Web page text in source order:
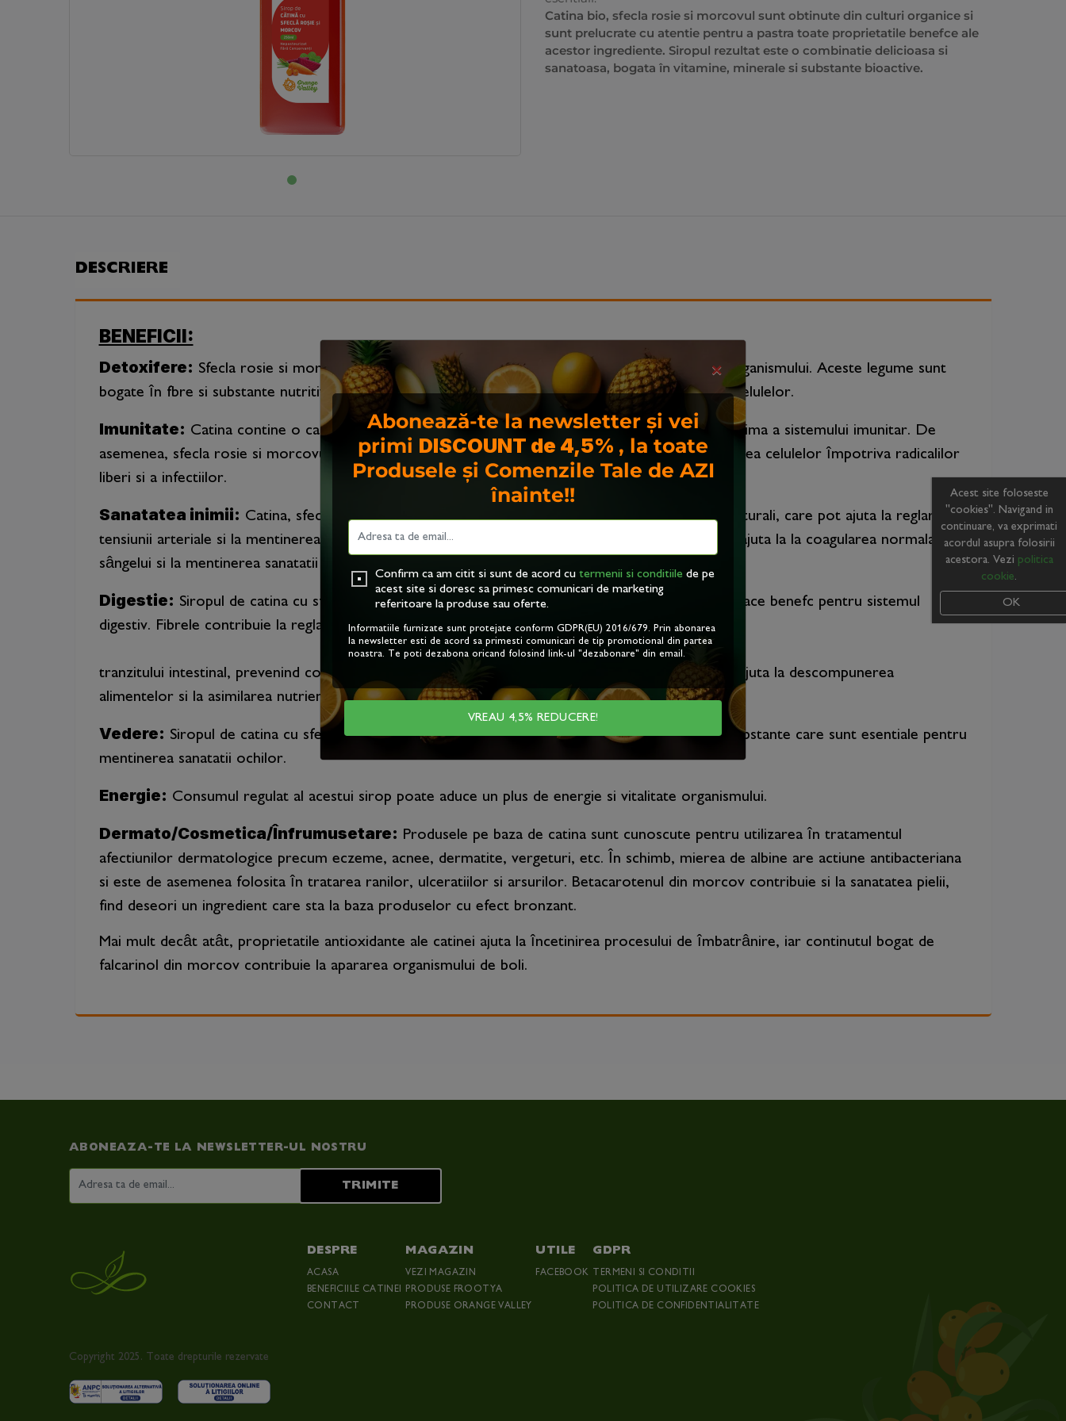
Catina bio, sfecla rosie si morcovul sunt obtinute din culturi organice si
sunt prelucrate cu atentie pentru a pastra toate proprietatile benefce ale
acestor ingrediente. Siropul rezultat este o combinatie delicioasa si
sanatoasa, bogata în vitamine, minerale si substante bioactive.
DESCRIERE
BENEFICII:
Detoxifere: Sfecla rosie si morcovul sunt cunoscute pentru efectele lor de purifcare asupra organismului. Aceste legume sunt
bogate în fbre si substante nutritive care ajuta la eliminarea toxinelor din corp si la regenerarea celulelor.
Imunitate: Catina contine o cantitate semnifcativa de vitamina C, care sprijina functionarea optima a sistemului imunitar. De
asemenea, sfecla rosie si morcovul sunt bogate în antioxidanti si vitamina A, care ajuta la protejarea celulelor împotriva radicalilor
liberi si a infectiilor.
Sanatatea inimii: Catina, sfecla rosie si morcovul contin compusi precum betaina si nitrati naturali, care pot ajuta la reglarea
tensiunii arteriale si la mentinerea unui fux sanguin sanatos. Totodata, vitamina K din sfecla rosie ajuta la la coagularea normala a
sângelui si la mentinerea sanatatii vaselor de sânge.
Digestie: Siropul de catina cu sfecla rosie si morcov are un continut ridicat de fbre, ceea ce îl face benefc pentru sistemul
digestiv. Fibrele contribuie la reglarea
tranzitului intestinal, prevenind constipatia. În plus, sfecla rosie contine enzime naturale care pot ajuta la descompunerea
alimentelor si la asimilarea nutrientilor.
Vedere: Siropul de catina cu sfecla rosie si morcov este bogat în vitamina A si beta-caroten, substante care sunt esentiale pentru
mentinerea sanatatii ochilor.
Energie: Consumul regulat al acestui sirop poate aduce un plus de energie si vitalitate organismului.
Dermato/Cosmetica/Înfrumusetare: Produsele pe baza de catina sunt cunoscute pentru utilizarea în tratamentul
afectiunilor dermatologice precum eczeme, acnee, dermatite, vergeturi, etc. În schimb, mierea de albine are actiune antibacteriana
si este de asemenea folosita în tratarea ranilor, ulceratiilor si arsurilor. Betacarotenul din morcov contribuie si la sanatatea pielii,
find deseori un ingredient care sta la baza produselor cu efect bronzant.
Mai mult decât atât, proprietatile antioxidante ale catinei ajuta la încetinirea procesului de îmbatrânire, iar continutul bogat de
falcarinol din morcov contribuie la apararea organismului de boli.
ABONEAZA-TE LA NEWSLETTER-UL NOSTRU
TRIMITE
DESPRE
ACASA
BENEFICIILE CATINEI
CONTACT
MAGAZIN
VEZI MAGAZIN
PRODUSE FROOTYA
PRODUSE ORANGE VALLEY
UTILE
FACEBOOK
GDPR
TERMENI SI CONDITII
POLITICA DE UTILIZARE COOKIES
POLITICA DE CONFIDENTIALITATE
Copyright 2025. Toate drepturile rezervate
Acest site foloseste
"cookies". Navigand in
continuare, va exprimati
acordul asupra folosirii
acestora. Vezi politica
cookie
OK
×
Abonează-te la newsletter și vei
primi DISCOUNT de 4,5% , la toate
Produsele și Comenzile Tale de AZI
înainte!!
Confirm ca am citit si sunt de acord cu termenii si conditiile de pe
acest site si doresc sa primesc comunicari de marketing
referitoare la produse sau oferte.
Informatiile furnizate sunt protejate conform GDPR(EU) 2016/679. Prin abonarea
la newsletter esti de acord sa primesti comunicari de tip promotional din partea
noastra. Te poti dezabona oricand folosind link-ul "dezabonare" din email.
VREAU 4,5% REDUCERE!